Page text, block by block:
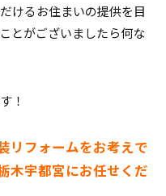
けるお住まいの提供を目
とがございましたら何な
！
リフォームをお考えで
木宇都宮にお任せくだ